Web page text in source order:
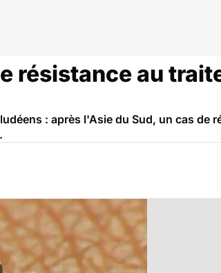
résistance au
: après l'Asie du Sud, un cas de